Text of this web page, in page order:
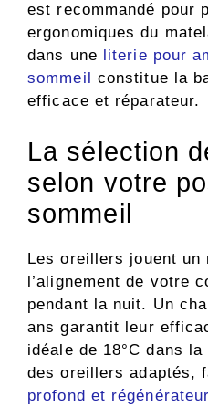
est recommandé pour
ergonomiques du
dans une
literie pour
sommeil
constitue la
efficace et réparateur.
La sélection
selon votre
sommeil
Les oreillers jouent un
l’alignement de votre
pendant la nuit. Un
ans garantit leur
idéale de 18°C dans
des oreillers adaptés,
profond et régénérateur